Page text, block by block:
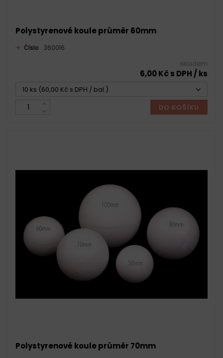
Polystyrenové koule průměr 60mm
Číslo 360016
skladem
6,00 Kč s DPH / ks
10 ks (60,00 Kč s DPH / bal.)
DO KOŠÍKU
Polystyrenové koule průměr 70mm